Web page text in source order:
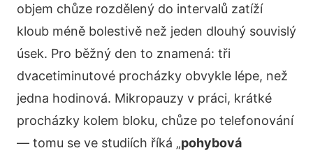
objem chůze rozdělený do intervalů zatíží
kloub méně bolestivě než jeden dlouhý souvislý
úsek. Pro běžný den to znamená: tři
dvacetiminutové procházky obvykle lépe, než
jedna hodinová. Mikropauzy v práci, krátké
procházky kolem bloku, chůze po telefonování
— tomu se ve studiích říká „pohybová